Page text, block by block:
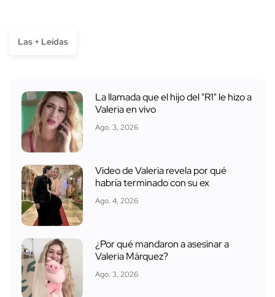
Las + Leídas
La llamada que el hijo del "R1" le hizo a
Valeria en vivo
Ago. 3, 2026
Video de Valeria revela por qué
habría terminado con su ex
Ago. 4, 2026
¿Por qué mandaron a asesinar a
Valeria Márquez?
Ago. 3, 2026